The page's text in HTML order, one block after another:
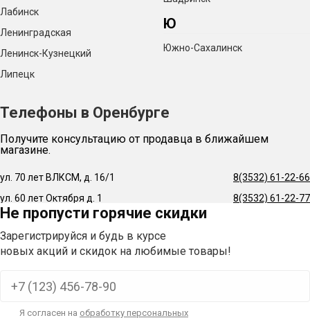
Лабинск
Ленинградская
Ленинск-Кузнецкий
Липецк
Ю
Южно-Сахалинск
Телефоны в Оренбурге
Получите консультацию от продавца в ближайшем
магазине.
ул. 70 лет ВЛКСМ, д. 16/1
8(3532) 61-22-66
ул. 60 лет Октября д. 1
8(3532) 61-22-77
Не пропусти горячие скидки
Зарегистрируйся и будь в курсе
новых акций и скидок на любимые товары!
Я согласен на обработку персональных